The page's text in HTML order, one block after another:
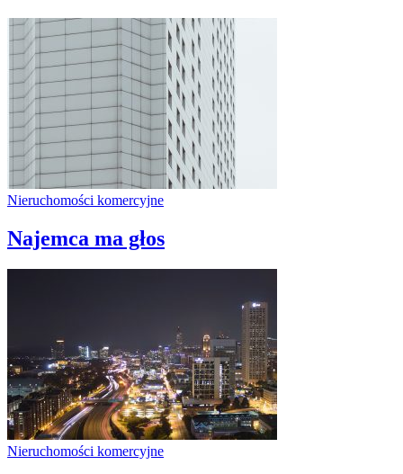
Nieruchomości komercyjne
Najemca ma głos
Nieruchomości komercyjne